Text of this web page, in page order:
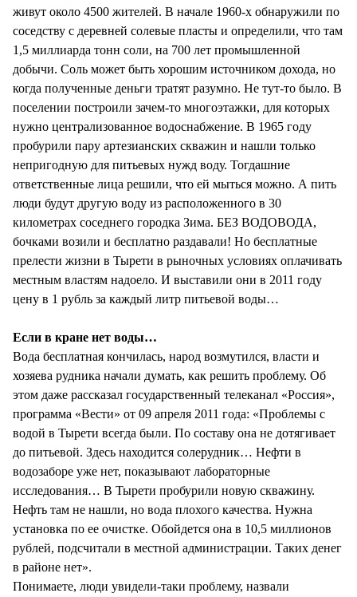
живут около 4500 жителей. В начале 1960-х обнаружили по
соседству с деревней солевые пласты и определили, что там
1,5 миллиарда тонн соли, на 700 лет промышленной
добычи. Соль может быть хорошим источником дохода, но
когда полученные деньги тратят разумно. Не тут-то было. В
поселении построили зачем-то многоэтажки, для которых
нужно централизованное водоснабжение. В 1965 году
пробурили пару артезианских скважин и нашли только
непригодную для питьевых нужд воду. Тогдашние
ответственные лица решили, что ей мыться можно. А пить
люди будут другую воду из расположенного в 30
километрах соседнего городка Зима. БЕЗ ВОДОВОДА,
бочками возили и бесплатно раздавали! Но бесплатные
прелести жизни в Тырети в рыночных условиях оплачивать
местным властям надоело. И выставили они в 2011 году
цену в 1 рубль за каждый литр питьевой воды…
Если в кране нет воды…
Вода бесплатная кончилась, народ возмутился, власти и
хозяева рудника начали думать, как решить проблему. Об
этом даже рассказал государственный телеканал «Россия»,
программа «Вести» от 09 апреля 2011 года: «Проблемы с
водой в Тырети всегда были. По составу она не дотягивает
до питьевой. Здесь находится солерудник… Нефти в
водозаборе уже нет, показывают лабораторные
исследования… В Тырети пробурили новую скважину.
Нефть там не нашли, но вода плохого качества. Нужна
установка по ее очистке. Обойдется она в 10,5 миллионов
рублей, подсчитали в местной администрации. Таких денег
в районе нет».
Понимаете, люди увидели-таки проблему, назвали